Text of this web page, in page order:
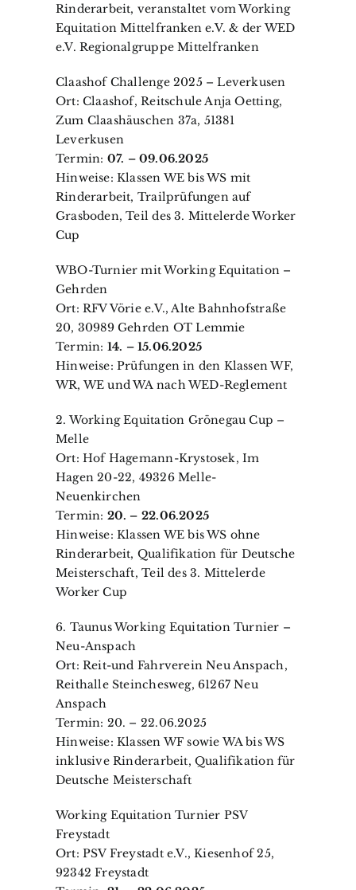
Rinderarbeit, veranstaltet vom Working
Equitation Mittelfranken e.V. & der WED
e.V. Regionalgruppe Mittelfranken
Claashof Challenge 2025 – Leverkusen
Ort: Claashof, Reitschule Anja Oetting,
Zum Claashäuschen 37a, 51381
Leverkusen
Termin: 07. – 09.06.2025
Hinweise: Klassen WE bis WS mit
Rinderarbeit, Trailprüfungen auf
Grasboden, Teil des 3. Mittelerde Worker
Cup
WBO-Turnier mit Working Equitation –
Gehrden
Ort: RFV Vörie e.V., Alte Bahnhofstraße
20, 30989 Gehrden OT Lemmie
Termin: 14. – 15.06.2025
Hinweise: Prüfungen in den Klassen WF,
WR, WE und WA nach WED-Reglement
2. Working Equitation Grönegau Cup –
Melle
Ort: Hof Hagemann-Krystosek, Im
Hagen 20-22, 49326 Melle-
Neuenkirchen
Termin: 20. – 22.06.2025
Hinweise: Klassen WE bis WS ohne
Rinderarbeit, Qualifikation für Deutsche
Meisterschaft, Teil des 3. Mittelerde
Worker Cup
6. Taunus Working Equitation Turnier –
Neu-Anspach
Ort: Reit-und Fahrverein Neu Anspach,
Reithalle Steinchesweg, 61267 Neu
Anspach
Termin: 20. – 22.06.2025
Hinweise: Klassen WF sowie WA bis WS
inklusive Rinderarbeit, Qualifikation für
Deutsche Meisterschaft
Working Equitation Turnier PSV
Freystadt
Ort: PSV Freystadt e.V., Kiesenhof 25,
92342 Freystadt